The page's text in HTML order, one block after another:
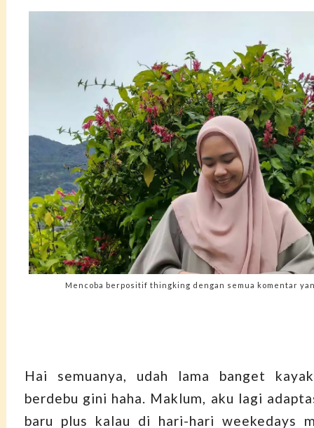
Mencoba berpositif thingking dengan semua komentar
Hai semuanya, udah lama banget
berdebu gini haha. Maklum, aku lagi
baru plus kalau di hari-hari weekedays